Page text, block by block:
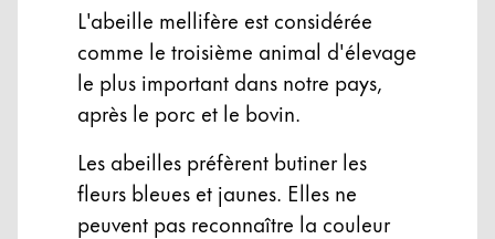
Global
La région « Global » couvre les pays où Lamy
Europe
Cette région répertorie les pays et les langues
Greece
Ελληνικά
Poland
L'abeille mellifère est considérée
comme le troisième animal d'élevage
le plus important dans notre pays,
après le porc et le bovin.
Les abeilles préfèrent butiner les
fleurs bleues et jaunes. Elles ne
peuvent pas reconnaître la couleur